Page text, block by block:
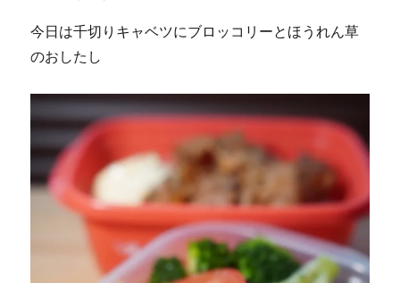
今日は千切りキャベツにブロッコリーとほうれん草
のおしたし